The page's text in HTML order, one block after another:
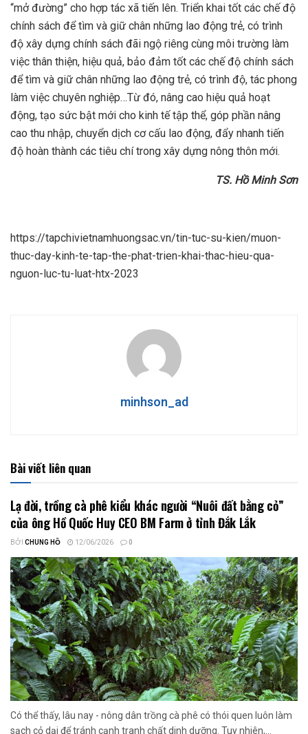
“mở đường” cho hợp tác xã tiến lên. Triển khai tốt các chế độ
chính sách để tìm và giữ chân những lao động trẻ, có trình
độ xây dựng chính sách đãi ngộ riêng cùng môi trường làm
việc thân thiện, hiệu quả, bảo đảm tốt các chế độ chính sách
để tìm và giữ chân những lao động trẻ, có trình độ, tác phong
làm việc chuyên nghiệp…Từ đó, nâng cao hiệu quả hoạt
động, tạo sức bật mới cho kinh tế tập thể, góp phần nâng
cao thu nhập, chuyển dịch cơ cấu lao động, đẩy nhanh tiến
độ hoàn thành các tiêu chí trong xây dựng nông thôn mới.
TS. Hồ Minh Sơn
https://tapchivietnamhuongsac.vn/tin-tuc-su-kien/muon-
thuc-day-kinh-te-tap-the-phat-trien-khai-thac-hieu-qua-
nguon-luc-tu-luat-htx-2023
minhson_ad
Bài viết liên quan
Lạ đời, trồng cà phê kiểu khác người “Nuôi đất bằng cỏ”
của ông Hồ Quốc Huy CEO BM Farm ở tỉnh Đắk Lắk
BỞI CHUNG HỒ 12/06/2026 0
Có thể thấy, lâu nay - nông dân trồng cà phê có thói quen luôn làm
sạch cỏ dại để tránh cạnh tranh chất dinh dưỡng. Tuy nhiên,...